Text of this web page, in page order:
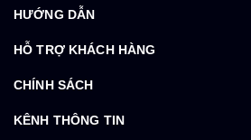
HƯỚNG DẪN
HỖ TRỢ KHÁCH HÀNG
CHÍNH SÁCH
KÊNH THÔNG TIN